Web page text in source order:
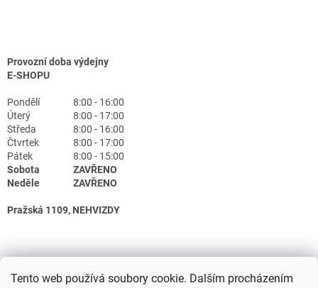
Tento web používá soubory cookie. Dalším procházením
Provozní doba výdejny
E-SHOPU
Pondělí
8:00 - 16:00
Úterý
8:00 - 17:00
Středa
8:00 - 16:00
Čtvrtek
8:00 - 17:00
Pátek
8:00 - 15:00
Sobota
ZAVŘENO
Neděle
ZAVŘENO
Pražská 1109, NEHVIZDY